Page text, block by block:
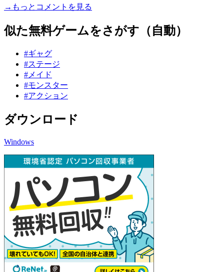
→もっとコメントを見る
似た無料ゲームをさがす（自動）
#ギャグ
#ステージ
#メイド
#モンスター
#アクション
ダウンロード
Windows